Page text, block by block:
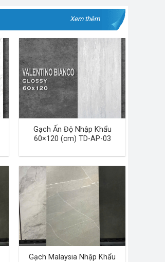
Xem thêm
Gạch Ấn Độ Nhập Khẩu
60×120 (cm) TD-AP-03
Gạch Malaysia Nhập Khẩu